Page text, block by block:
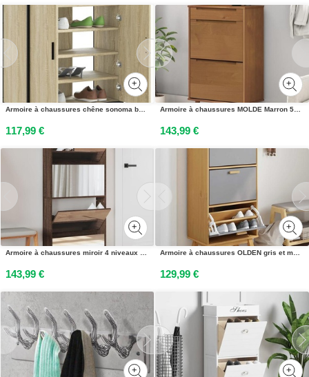
Armoire à chaussures chêne sonoma bois dingénierie et métal
117,99 €
Armoire à chaussures MOLDE Marron 59,5x35x103 cm Bois de pin
143,99 €
Armoire à chaussures miroir 4 niveaux chêne marron 63x17x134 cm
143,99 €
Armoire à chaussures OLDEN gris et marron bois massif de pin
129,99 €